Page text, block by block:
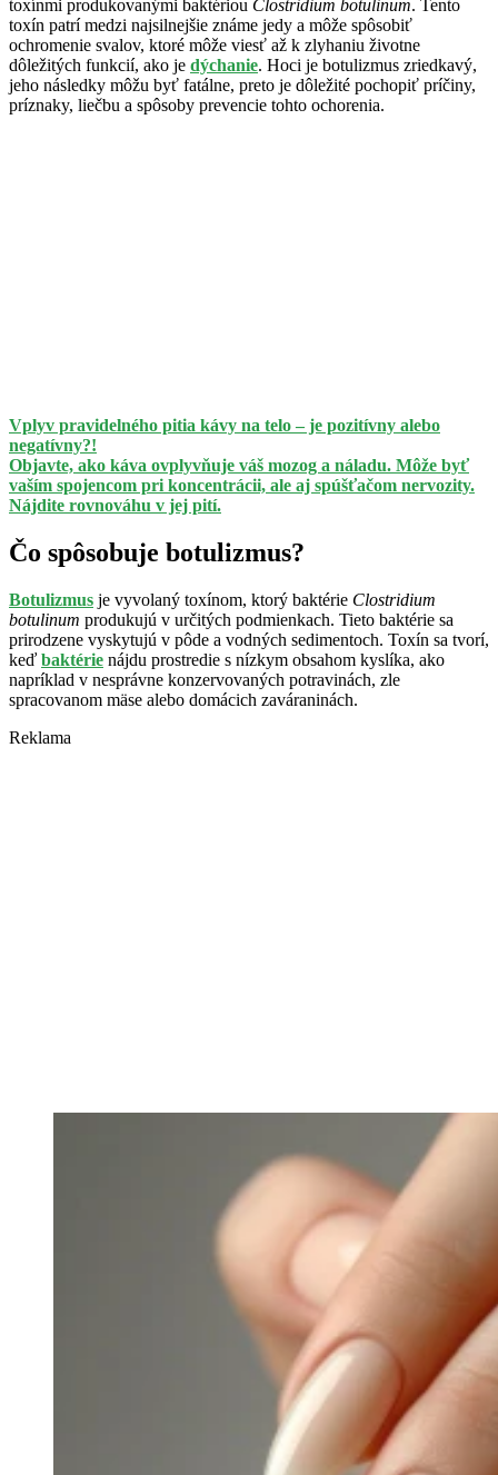
toxínmi produkovanými baktériou Clostridium botulinum. Tento
toxín patrí medzi najsilnejšie známe jedy a môže spôsobiť
ochromenie svalov, ktoré môže viesť až k zlyhaniu životne
dôležitých funkcií, ako je dýchanie. Hoci je botulizmus zriedkavý,
jeho následky môžu byť fatálne, preto je dôležité pochopiť príčiny,
príznaky, liečbu a spôsoby prevencie tohto ochorenia.
Vplyv pravidelného pitia kávy na telo – je pozitívny alebo
negatívny?!
Objavte, ako káva ovplyvňuje váš mozog a náladu. Môže byť
vaším spojencom pri koncentrácii, ale aj spúšťačom nervozity.
Nájdite rovnováhu v jej pití.
Čo spôsobuje botulizmus?
Botulizmus je vyvolaný toxínom, ktorý baktérie Clostridium
botulinum produkujú v určitých podmienkach. Tieto baktérie sa
prirodzene vyskytujú v pôde a vodných sedimentoch. Toxín sa tvorí,
keď baktérie nájdu prostredie s nízkym obsahom kyslíka, ako
napríklad v nesprávne konzervovaných potravinách, zle
spracovanom mäse alebo domácich zaváraninách.
Reklama